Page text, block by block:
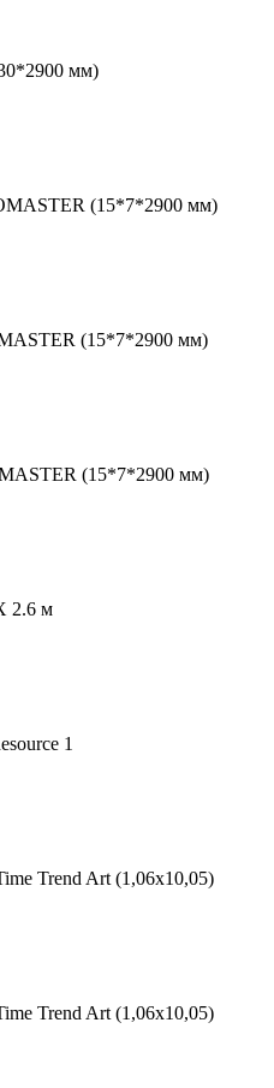
мм)
(15*7*2900 мм)
(15*7*2900 мм)
(15*7*2900 мм)
2.6 м
1
Trend Art (1,06х10,05)
Trend Art (1,06х10,05)